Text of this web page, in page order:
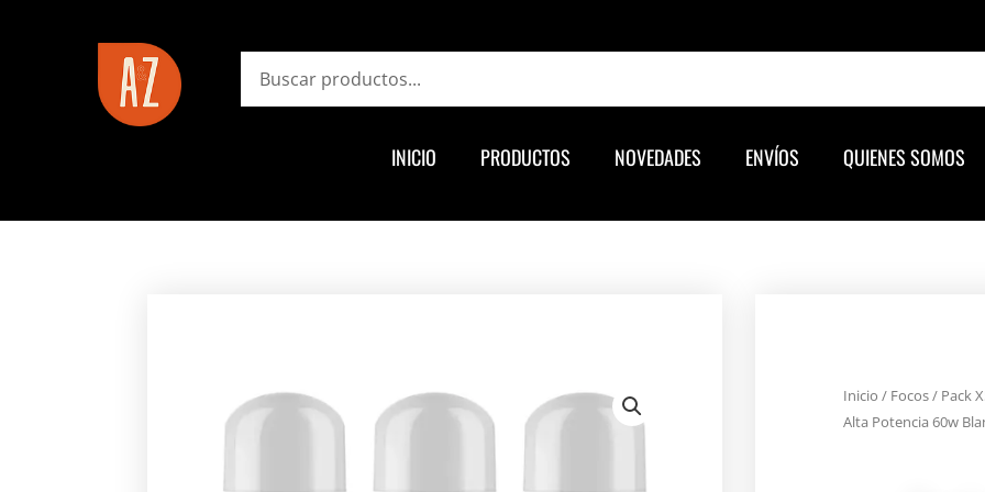
INICIO PRODUCTOS NOVEDADES ENVÍOS QUIENES SOMOS
Inicio / Focos/ Pack
Alta Potencia 60w